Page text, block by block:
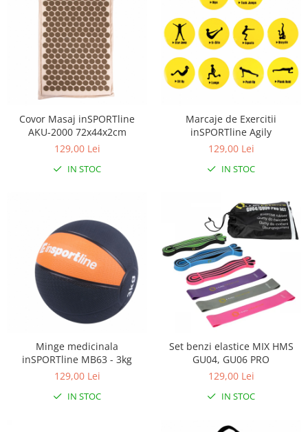
Covor Masaj inSPORTline
AKU-2000 72x44x2cm
129,00 Lei
IN STOC
Marcaje de Exercitii
inSPORTline Agily
129,00 Lei
IN STOC
Minge medicinala
inSPORTline MB63 - 3kg
129,00 Lei
IN STOC
Set benzi elastice MIX HMS
GU04, GU06 PRO
129,00 Lei
IN STOC